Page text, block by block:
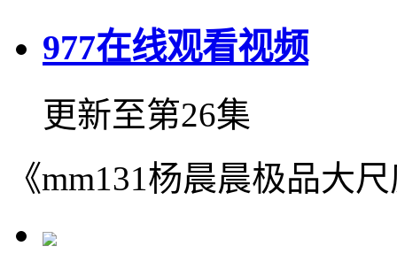
977在线观看视频
更新至第26集
《mm131杨晨晨极品大